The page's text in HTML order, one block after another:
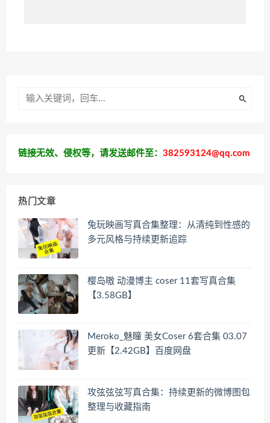
链接无效、侵权等，请发送邮件至： 382593124@qq.com
热门文章
兔玩映画写真合集整理：从清纯到性感的
多元风格与持续更新追踪
樱岛嗷 动漫博主 coser 11套写真合集
【3.58GB】
Meroko_魅瞳 美女Coser 6套合集 03.07
更新【2.42GB】百度网盘
攻弦弦弦写真合集：持续更新的微博图包
整理与收藏指南